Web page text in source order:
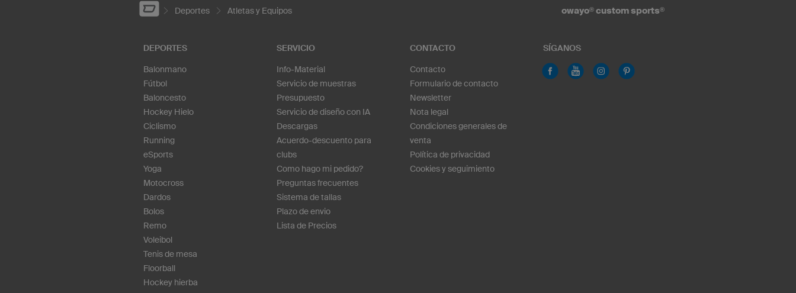
Deportes Atletas y Equipos owayo® custom sports®
DEPORTES
Balonmano
Fútbol
Baloncesto
Hockey Hielo
Ciclismo
Running
eSports
Yoga
Motocross
Dardos
Bolos
Remo
Voleibol
Tenis de mesa
Floorball
Hockey hierba
SERVICIO
Info-Material
Servicio de muestras
Presupuesto
Servicio de diseño con IA
Descargas
Acuerdo-descuento para
clubs
Como hago mi pedido?
Preguntas frecuentes
Sistema de tallas
Plazo de envio
Lista de Precios
CONTACTO
Contacto
Formulario de contacto
Newsletter
Nota legal
Condiciones generales de
venta
Política de privacidad
Cookies y seguimiento
SÍGANOS